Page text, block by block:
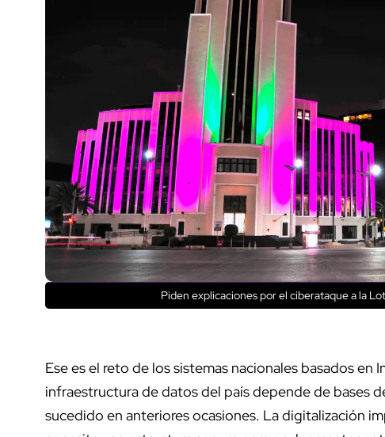
Piden explicaciones por el ciberataque a la
Ese es el reto de los sistemas nacionales basados en
infraestructura de datos del país depende de bases
sucedido en anteriores ocasiones. La digitalización